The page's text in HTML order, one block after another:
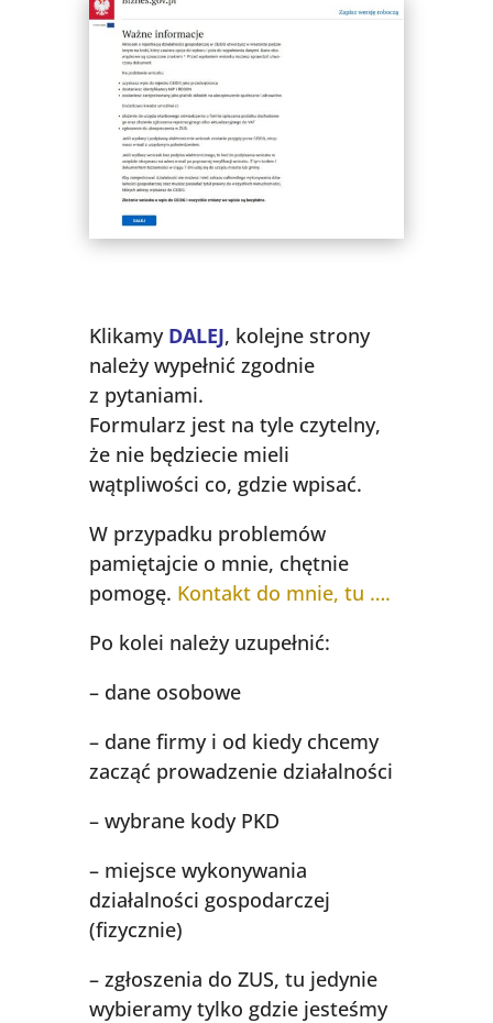
Klikamy DALEJ, kolejne strony
należy wypełnić zgodnie
z pytaniami.
Formularz jest na tyle czytelny,
że nie będziecie mieli
wątpliwości co, gdzie wpisać.
W przypadku problemów
pamiętajcie o mnie, chętnie
pomogę. Kontakt do mnie, tu ….
Po kolei należy uzupełnić:
– dane osobowe
– dane firmy i od kiedy chcemy
zacząć prowadzenie działalności
– wybrane kody PKD
– miejsce wykonywania
działalności gospodarczej
(fizycznie)
– zgłoszenia do ZUS, tu jedynie
wybieramy tylko gdzie jesteśmy